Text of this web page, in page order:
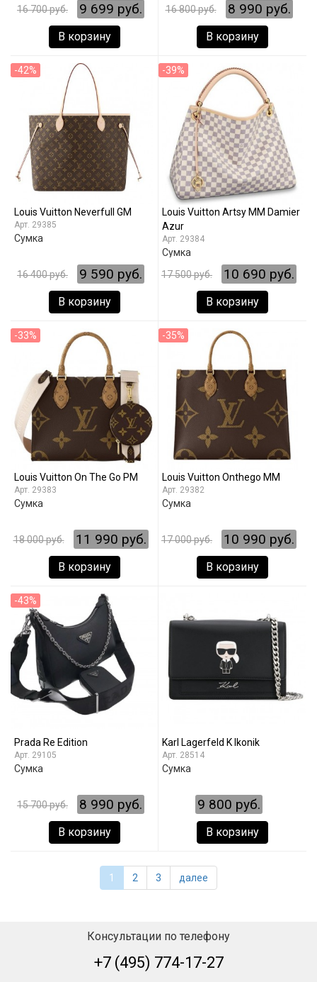
16 700 руб.
9 699 руб.
В корзину
16 800 руб. 8 990 руб.
В корзину
-42%
Louis Vuitton Neverfull GM
29385
Сумка
16 400 руб. 9 590 руб.
В корзину
-39%
Louis Vuitton Artsy MM Damier
Azur
29384
Сумка
17 500 руб.
10 690 руб.
В корзину
-33%
Louis Vuitton On The Go PM
29383
Сумка
18 000 руб. 11 990 руб.
В корзину
-35%
Louis Vuitton Onthego MM
29382
Сумка
17 000 руб. 10 990 руб.
В корзину
-43%
Prada Re Edition
29105
Сумка
15 700 руб. 8 990 руб.
В корзину
Karl Lagerfeld K Ikonik
28514
Сумка
9 800 руб.
В корзину
1 2 3 далее
Консультации по телефону
+7 (495) 774-17-27